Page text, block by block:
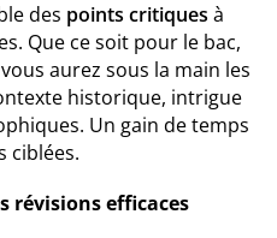
des points critiques à
Que ce soit pour le bac,
aurez sous la main les
historique, intrigue
Un gain de temps
ciblées.
révisions efficaces